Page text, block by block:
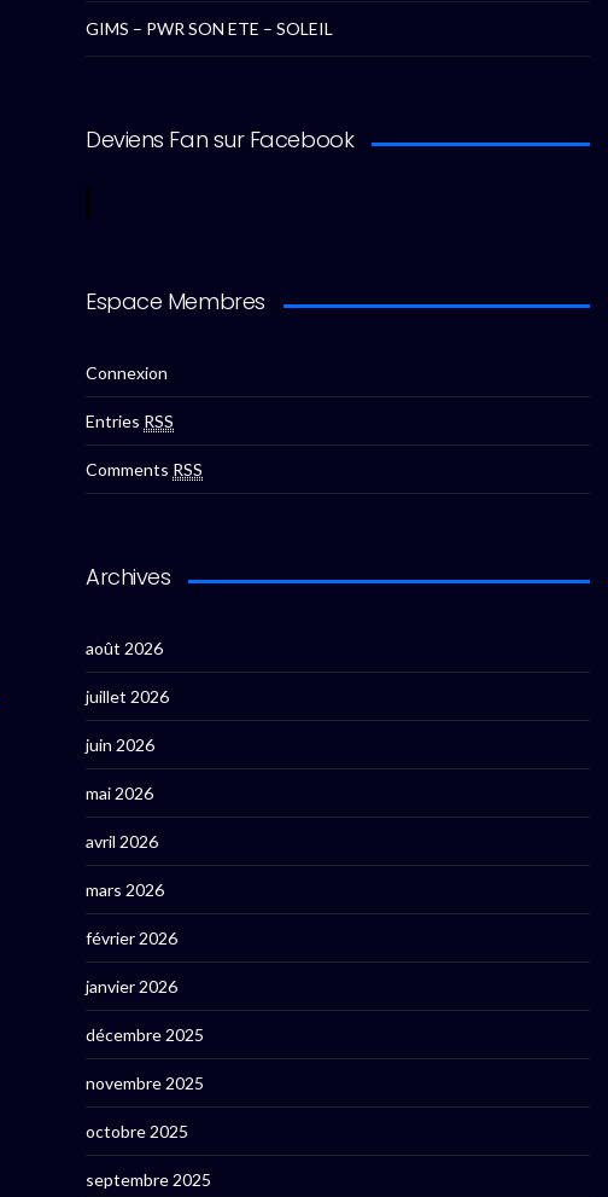
GIMS – PWR SON ETE – SOLEIL
Deviens Fan sur Facebook
Espace Membres
Connexion
Entries RSS
Comments RSS
Archives
août 2026
juillet 2026
juin 2026
mai 2026
avril 2026
mars 2026
février 2026
janvier 2026
décembre 2025
novembre 2025
octobre 2025
septembre 2025